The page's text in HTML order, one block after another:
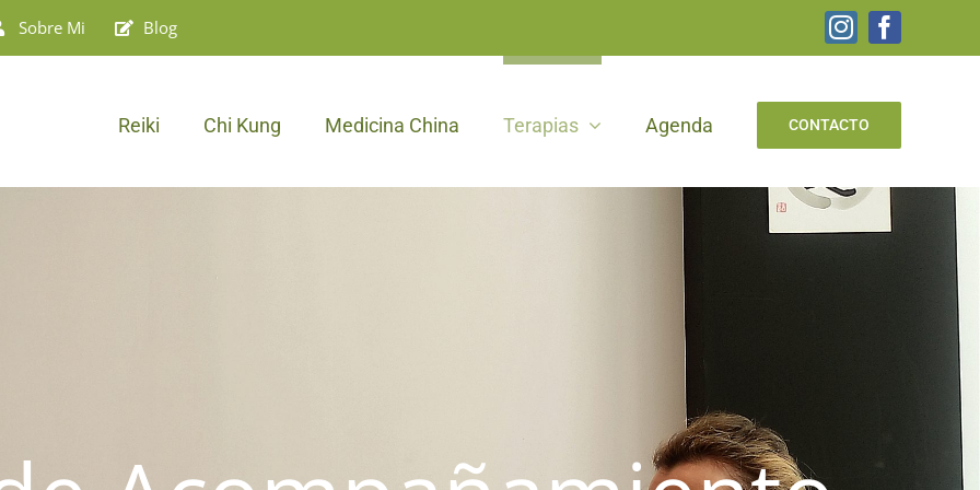
Sobre Mi Blog InstagramFacebook
Reiki Chi Kung Medicina China Terapias Agenda CONTACTO